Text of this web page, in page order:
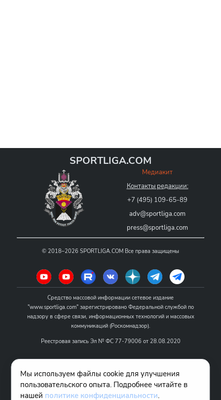
SPORTLIGA.COM
Медиакит
Контакты редакции:
+7 (495) 109-65-89
adv@sportliga.com
press@sportliga.com
© 2018–2026 SPORTLIGA.COM Все права защищены
Средство массовой информации сетевое издание
"www.sportliga.com" зарегистрировано Федеральной службой по
надзору в сфере связи, информационных технологий и массовых
коммуникаций (Роскомнадзор).
Реестровая запись Эл № ФС 77-79006 от 28.08.2020
Название - www.sportliga.com
Учредитель СМИ сетевого издания "www.sportliga.com": ИП Чамин
О.Н.
Мы используем файлы cookie для улучшения
пользовательского опыта. Подробнее читайте в
нашей политике конфиденциальности.